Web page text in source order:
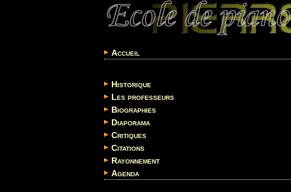
Accueil
Historique
Les professeurs
Biographies
Diaporama
Critiques
Citations
Rayonnement
Agenda